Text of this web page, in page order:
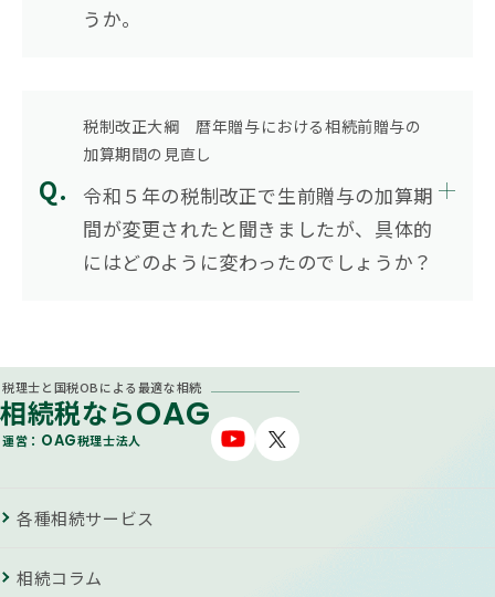
うか。
税制改正大綱 暦年贈与における相続前贈与の
加算期間の見直し
令和５年の税制改正で生前贈与の加算期
間が変更されたと聞きましたが、具体的
にはどのように変わったのでしょうか？
税理士と国税OBによる最適な相続
相続税ならOAG
運営： OAG税理士法人
各種相続サービス
相続コラム